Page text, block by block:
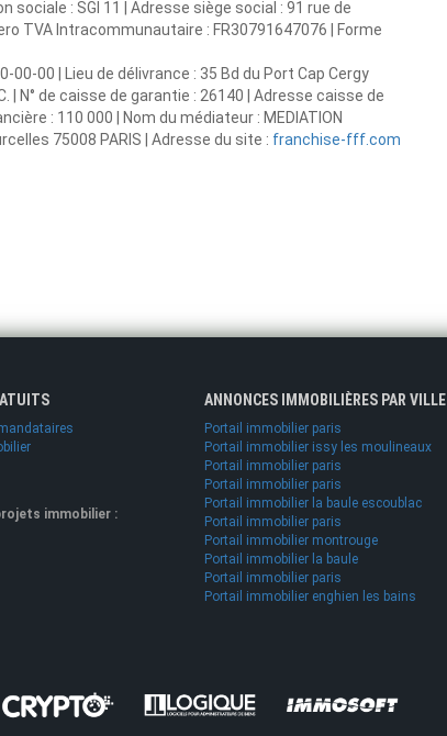
sociale : SGI 11 | Adresse siège social : 91 rue de
TVA Intracommunautaire : FR30791647076 | Forme
00-00 | Lieu de délivrance : 35 Bd du Port Cap Cergy
| N° de caisse de garantie : 26140 | Adresse caisse de
: 110 000 | Nom du médiateur : MEDIATION
75008 PARIS | Adresse du site : franchise-fff.com
immobilier :
ANNONCES IMMOBILIÈRES PAR VILLE
Portail immobilier paris
Portail immobilier issy les moulineaux
Portail immobilier paris
Portail immobilier paris
Portail immobilier la baule escoublac
Portail immobilier paris
Portail immobilier montrouge
Portail immobilier la baule
Portail immobilier paris
Portail immobilier enghien les bains